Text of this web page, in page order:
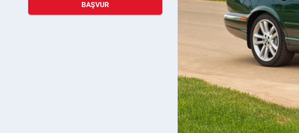
BAŞVUR